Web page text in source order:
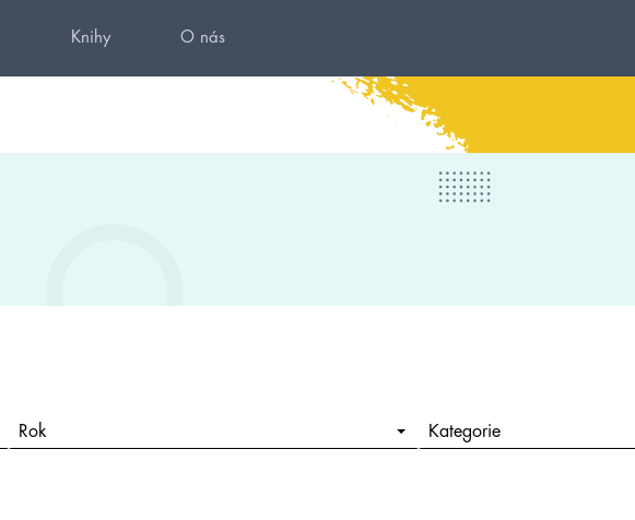
Knihy O nás
Rok Kategorie